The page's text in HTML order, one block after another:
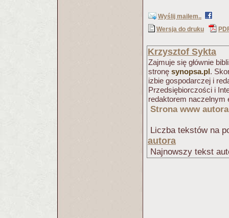
Wyślij mailem..
Wersja do druku
Krzysztof Sykta
Zajmuje się głównie
stronę synopsa.pl.
izbie gospodarczej i
Przedsiębiorczości i
redaktorem naczelnym
Strona www autora
Liczba tekstów na
autora
Najnowszy tekst